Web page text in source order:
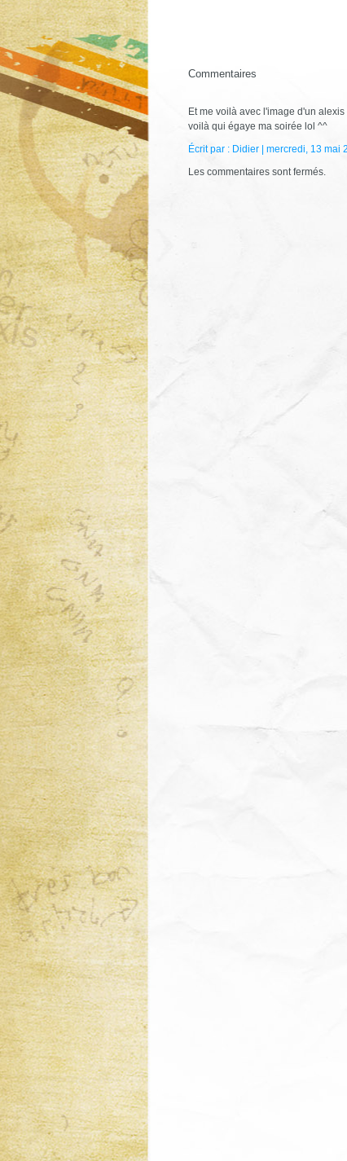
Commentaires
Et me voilà avec l'image d'un
voilà qui égaye ma soirée lol ^^
Écrit par : Didier | mercredi, 13 mai
Les commentaires sont fermés.